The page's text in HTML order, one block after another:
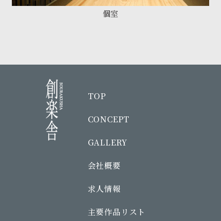
個室
TOP
CONCEPT
GALLERY
会社概要
求人情報
主要作品リスト